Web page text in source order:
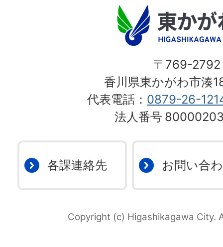
〒769-2792
香川県東かがわ市湊
代表電話： 0879-26-
法人番号
各課連絡先 お問い合
Copyright (c) Higashikagawa City.